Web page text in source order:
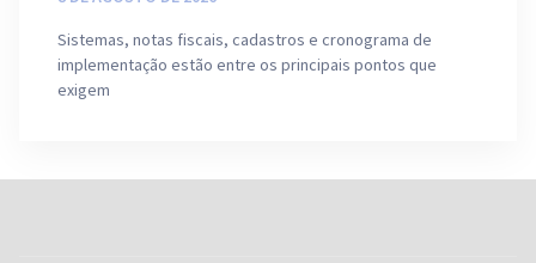
Sistemas, notas fiscais, cadastros e cronograma de
implementação estão entre os principais pontos que
exigem